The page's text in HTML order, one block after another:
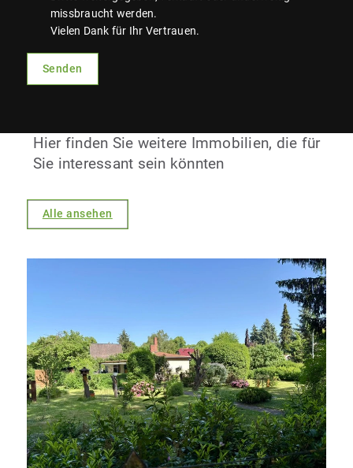
missbraucht werden.
Vielen Dank für Ihr Vertrauen.
Senden
Hier finden Sie weitere Immobilien, die für
Sie interessant sein könnten
Alle ansehen